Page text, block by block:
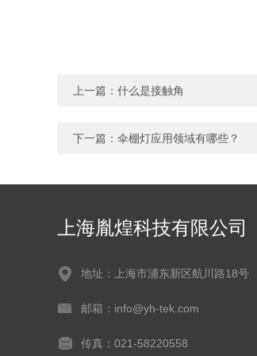
上一篇： 什么是接触角
下一篇： 伞棚灯应用领域有哪些？
上海胤煌科技有限公司
地址：上海市浦东新区航川路18号
邮箱：info@yh-tek.com
传真：021-58220558